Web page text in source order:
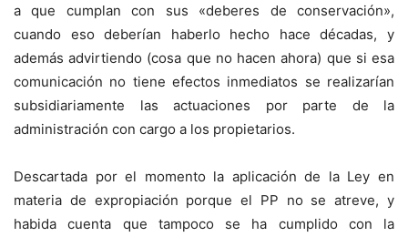
a que cumplan con sus «deberes de conservación»,
cuando eso deberían haberlo hecho hace décadas, y
además advirtiendo (cosa que no hacen ahora) que si esa
comunicación no tiene efectos inmediatos se realizarían
subsidiariamente las actuaciones por parte de la
administración con cargo a los propietarios.
Descartada por el momento la aplicación de la Ley en
materia de expropiación porque el PP no se atreve, y
habida cuenta que tampoco se ha cumplido con la